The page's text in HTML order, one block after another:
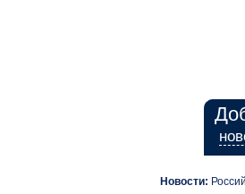
Новости: